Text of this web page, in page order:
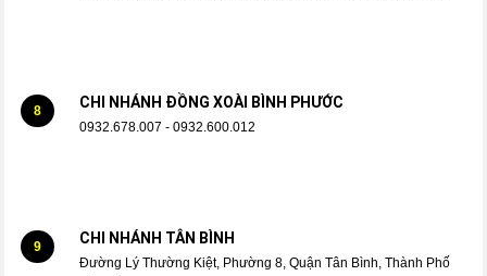
8 CHI NHÁNH ĐỒNG XOÀI BÌNH PHƯỚC
0932.678.007 - 0932.600.012
9 CHI NHÁNH TÂN BÌNH
Đường Lý Thường Kiệt, Phường 8, Quận Tân Bình, Thành Phố